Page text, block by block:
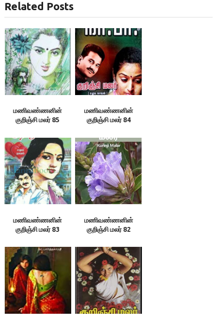
Related Posts
மணிவண்ணனின்
குறிஞ்சி மலர் 85
மணிவண்ணனின்
குறிஞ்சி மலர் 84
மணிவண்ணனின்
குறிஞ்சி மலர் 83
மணிவண்ணனின்
குறிஞ்சி மலர் 82